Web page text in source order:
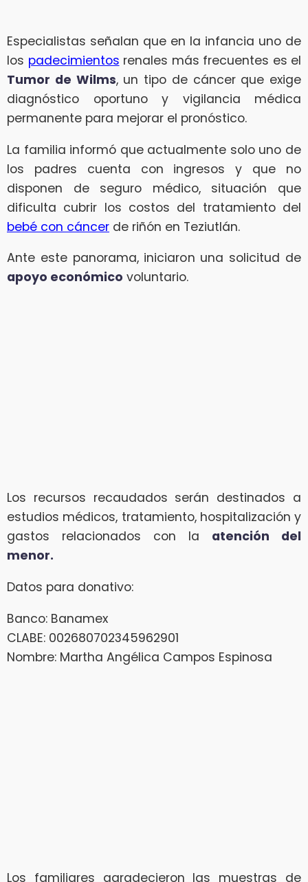
Especialistas señalan que en la infancia uno de
los padecimientos renales más frecuentes es el
Tumor de Wilms, un tipo de cáncer que exige
diagnóstico oportuno y vigilancia médica
permanente para mejorar el pronóstico.
La familia informó que actualmente solo uno de
los padres cuenta con ingresos y que no
disponen de seguro médico, situación que
dificulta cubrir los costos del tratamiento del
bebé con cáncer de riñón en Teziutlán.
Ante este panorama, iniciaron una solicitud de
apoyo económico voluntario.
Los recursos recaudados serán destinados a
estudios médicos, tratamiento, hospitalización y
gastos relacionados con la atención del
menor.
Datos para donativo:
Banco: Banamex
CLABE: 002680702345962901
Nombre: Martha Angélica Campos Espinosa
Los familiares agradecieron las muestras de